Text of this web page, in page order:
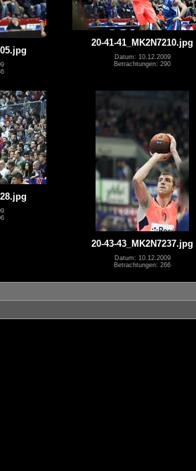
20-41-41_MK2N7210.jpg
Datum: 10.12.2009
Betrachtungen: 290
20-43-43_MK2N7237.jpg
Datum: 10.12.2009
Betrachtungen: 266